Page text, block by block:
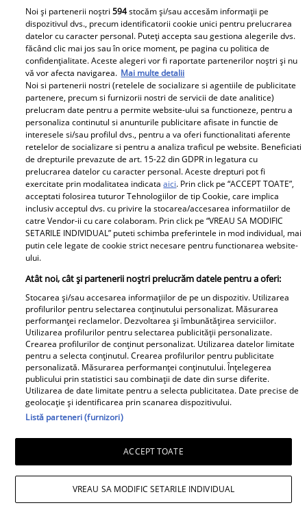
Daniela Nane, dezvăluiri după
despărțirea de Octavian Ene. Cum se
simte actrița: „Nu simt nicio lipsă”
Noi și partenerii noștri594stocăm și/sau accesăm informații pe
dispozitivul dvs., precum identificatorii cookie unici pentru prelucrarea
datelor cu caracter personal. Puteți accepta sau gestiona alegerile dvs.
făcând clic mai jos sau în orice moment, pe pagina cu politica de
confidențialitate. Aceste alegeri vor fi raportate partenerilor noștri și nu
vă vor afecta navigarea. Mai multe detalii
Noi si partenerii nostri (retelele de socializare si agentiile de publicitate
partenere, precum si furnizorii nostri de servicii de date analitice)
prelucram date pentru a permite website-ului sa functioneze, pentru a
personaliza continutul si anunturile publicitare afisate in functie de
interesele si/sau profilul dvs., pentru a va oferi functionalitati aferente
retelelor de socializare si pentru a analiza traficul pe website. Beneficiati
de drepturile prevazute de art. 15-22 din GDPR in legatura cu
prelucrarea datelor cu caracter personal. Aceste drepturi pot fi
exercitate prin modalitatea indicataaici. Prin click pe “ACCEPT TOATE”,
acceptati folosirea tuturor Tehnologiilor de tip Cookie, care implica
inclusiv acceptul dvs. cu privire la stocarea/accesarea informatiilor de
catre Vendor-ii cu care colaboram. Prin click pe “VREAU SA MODIFIC
SETARILE INDIVIDUAL” puteti schimba preferintele in mod individual, mai
putin cele legate de cookie strict necesare pentru functionarea website-
ului.
Atât noi, cât și partenerii noștri prelucrăm datele pentru a oferi:
Stocarea și/sau accesarea informațiilor de pe un dispozitiv. Utilizarea
profilurilor pentru selectarea conținutului personalizat. Măsurarea
performanței reclamelor. Dezvoltarea și îmbunătățirea serviciilor.
Utilizarea profilurilor pentru selectarea publicității personalizate.
Crearea profilurilor de conținut personalizat. Utilizarea datelor limitate
pentru a selecta conținutul. Crearea profilurilor pentru publicitate
personalizată. Măsurarea performanței conținutului. Înțelegerea
publicului prin statistici sau combinații de date din surse diferite.
Utilizarea de date limitate pentru a selecta publicitatea. Date precise de
geolocație și identificarea prin scanarea dispozitivului.
Listă parteneri (furnizori)
ACCEPT TOATE
VREAU SA MODIFIC SETARILE INDIVIDUAL